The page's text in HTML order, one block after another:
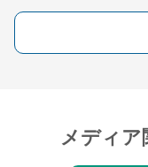
メディア